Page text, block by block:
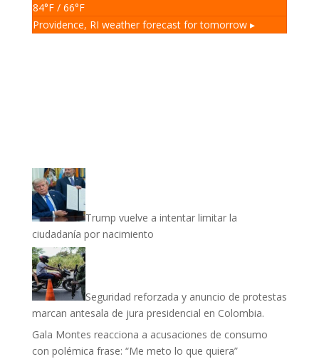
84°F/ 66°F
Providence, RI weather forecast for tomorrow ▸
Trump vuelve a intentar limitar la
ciudadanía por nacimiento
Seguridad reforzada y anuncio de protestas
marcan antesala de jura presidencial en Colombia.
Gala Montes reacciona a acusaciones de consumo
con polémica frase: “Me meto lo que quiera”